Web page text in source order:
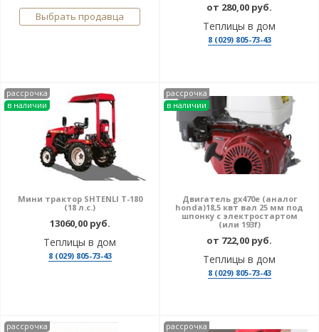
Выбрать продавца
от 280,00 руб.
Теплицы в дом
8 (029) 805-73-43
рассрочка
в наличии
Мини трактор SHTENLI T-180
(18 л.с.)
13060,00 руб.
Теплицы в дом
8 (029) 805-73-43
рассрочка
в наличии
Двигатель gx470е (аналог
honda)18,5 квт вал 25 мм под
шпонку с электростартом
(или 193f)
от 722,00 руб.
Теплицы в дом
8 (029) 805-73-43
рассрочка
рассрочка